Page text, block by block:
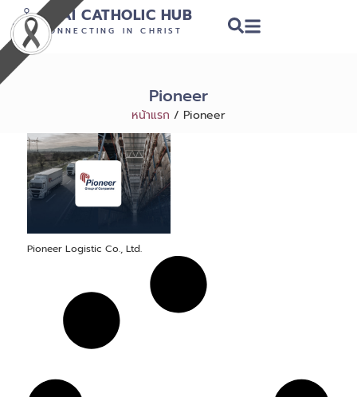
THAI CATHOLIC HUB
CONNECTING IN CHRIST
Pioneer
หน้าแรก / Pioneer
Pioneer Logistic Co., Ltd.